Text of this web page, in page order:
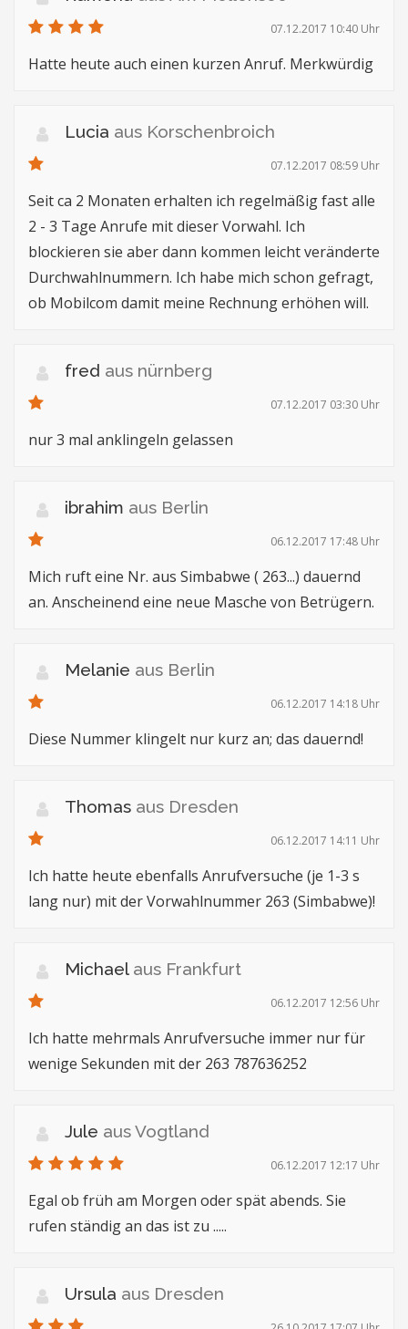
07.12.2017 10:40 Uhr
Hatte heute auch einen kurzen Anruf. Merkwürdig
Lucia aus Korschenbroich
07.12.2017 08:59 Uhr
Seit ca 2 Monaten erhalten ich regelmäßig fast alle
2 - 3 Tage Anrufe mit dieser Vorwahl. Ich
blockieren sie aber dann kommen leicht veränderte
Durchwahlnummern. Ich habe mich schon gefragt,
ob Mobilcom damit meine Rechnung erhöhen will.
fred aus nürnberg
07.12.2017 03:30 Uhr
nur 3 mal anklingeln gelassen
ibrahim aus Berlin
06.12.2017 17:48 Uhr
Mich ruft eine Nr. aus Simbabwe ( 263...) dauernd
an. Anscheinend eine neue Masche von Betrügern.
Melanie aus Berlin
06.12.2017 14:18 Uhr
Diese Nummer klingelt nur kurz an; das dauernd!
Thomas aus Dresden
06.12.2017 14:11 Uhr
Ich hatte heute ebenfalls Anrufversuche (je 1-3 s
lang nur) mit der Vorwahlnummer 263 (Simbabwe)!
Michael aus Frankfurt
06.12.2017 12:56 Uhr
Ich hatte mehrmals Anrufversuche immer nur für
wenige Sekunden mit der 263 787636252
Jule aus Vogtland
06.12.2017 12:17 Uhr
Egal ob früh am Morgen oder spät abends. Sie
rufen ständig an das ist zu .....
Ursula aus Dresden